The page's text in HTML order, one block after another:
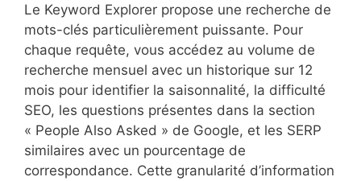
Le Keyword Explorer propose une recherche de
mots-clés particulièrement puissante. Pour
chaque requête, vous accédez au volume de
recherche mensuel avec un historique sur 12
mois pour identifier la saisonnalité, la difficulté
SEO, les questions présentes dans la section
« People Also Asked » de Google, et les SERP
similaires avec un pourcentage de
correspondance. Cette granularité d’information